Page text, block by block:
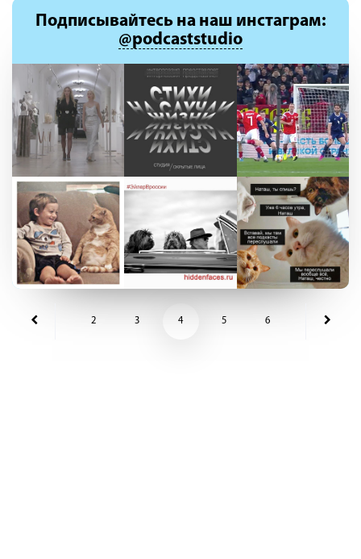
Подписывайтесь на наш инстаграм:
@podcaststudio
2 3 4 5 6